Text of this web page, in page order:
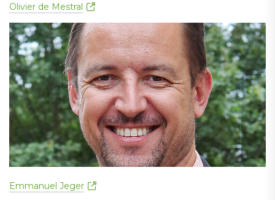
Olivier de Mestral
Emmanuel Jeger